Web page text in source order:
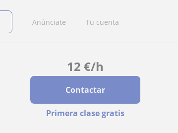
Anúnciate Tu cuenta
12 €/h
Contactar
Primera clase gratis